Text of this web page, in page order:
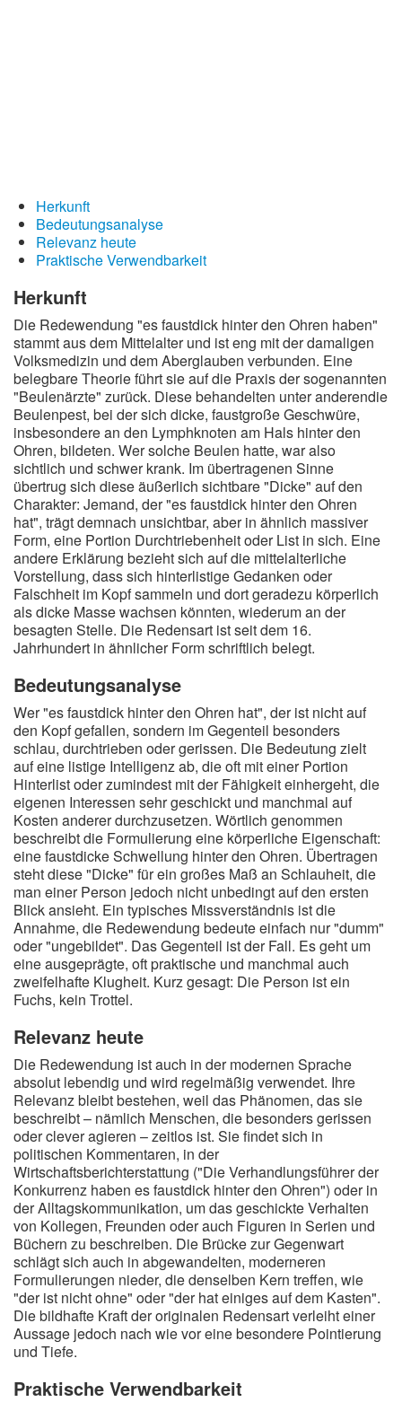
Sprichwörter
Deutsche Sprichwörter
Englische Sprichwörter
Lateinische Sprichwörter
Herkunft
Bedeutungsanalyse
Relevanz heute
Praktische Verwendbarkeit
Herkunft
Die Redewendung "es faustdick hinter den Ohren haben"
stammt aus dem Mittelalter und ist eng mit der damaligen
Volksmedizin und dem Aberglauben verbunden. Eine
belegbare Theorie führt sie auf die Praxis der sogenannten
"Beulenärzte" zurück. Diese behandelten unter anderendie
Beulenpest, bei der sich dicke, faustgroße Geschwüre,
insbesondere an den Lymphknoten am Hals hinter den
Ohren, bildeten. Wer solche Beulen hatte, war also
sichtlich und schwer krank. Im übertragenen Sinne
übertrug sich diese äußerlich sichtbare "Dicke" auf den
Charakter: Jemand, der "es faustdick hinter den Ohren
hat", trägt demnach unsichtbar, aber in ähnlich massiver
Form, eine Portion Durchtriebenheit oder List in sich. Eine
andere Erklärung bezieht sich auf die mittelalterliche
Vorstellung, dass sich hinterlistige Gedanken oder
Falschheit im Kopf sammeln und dort geradezu körperlich
als dicke Masse wachsen könnten, wiederum an der
besagten Stelle. Die Redensart ist seit dem 16.
Jahrhundert in ähnlicher Form schriftlich belegt.
Bedeutungsanalyse
Wer "es faustdick hinter den Ohren hat", der ist nicht auf
den Kopf gefallen, sondern im Gegenteil besonders
schlau, durchtrieben oder gerissen. Die Bedeutung zielt
auf eine listige Intelligenz ab, die oft mit einer Portion
Hinterlist oder zumindest mit der Fähigkeit einhergeht, die
eigenen Interessen sehr geschickt und manchmal auf
Kosten anderer durchzusetzen. Wörtlich genommen
beschreibt die Formulierung eine körperliche Eigenschaft:
eine faustdicke Schwellung hinter den Ohren. Übertragen
steht diese "Dicke" für ein großes Maß an Schlauheit, die
man einer Person jedoch nicht unbedingt auf den ersten
Blick ansieht. Ein typisches Missverständnis ist die
Annahme, die Redewendung bedeute einfach nur "dumm"
oder "ungebildet". Das Gegenteil ist der Fall. Es geht um
eine ausgeprägte, oft praktische und manchmal auch
zweifelhafte Klugheit. Kurz gesagt: Die Person ist ein
Fuchs, kein Trottel.
Relevanz heute
Die Redewendung ist auch in der modernen Sprache
absolut lebendig und wird regelmäßig verwendet. Ihre
Relevanz bleibt bestehen, weil das Phänomen, das sie
beschreibt – nämlich Menschen, die besonders gerissen
oder clever agieren – zeitlos ist. Sie findet sich in
politischen Kommentaren, in der
Wirtschaftsberichterstattung ("Die Verhandlungsführer der
Konkurrenz haben es faustdick hinter den Ohren") oder in
der Alltagskommunikation, um das geschickte Verhalten
von Kollegen, Freunden oder auch Figuren in Serien und
Büchern zu beschreiben. Die Brücke zur Gegenwart
schlägt sich auch in abgewandelten, moderneren
Formulierungen nieder, die denselben Kern treffen, wie
"der ist nicht ohne" oder "der hat einiges auf dem Kasten".
Die bildhafte Kraft der originalen Redensart verleiht einer
Aussage jedoch nach wie vor eine besondere Pointierung
und Tiefe.
Praktische Verwendbarkeit